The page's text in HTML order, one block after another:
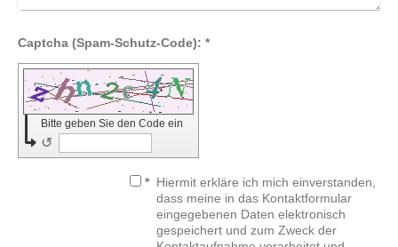
Captcha (Spam-Schutz-Code): *
Bitte geben Sie den Code ein
↺
* Hiermit erkläre ich mich einverstanden,
dass meine in das Kontaktformular
eingegebenen Daten elektronisch
gespeichert und zum Zweck der